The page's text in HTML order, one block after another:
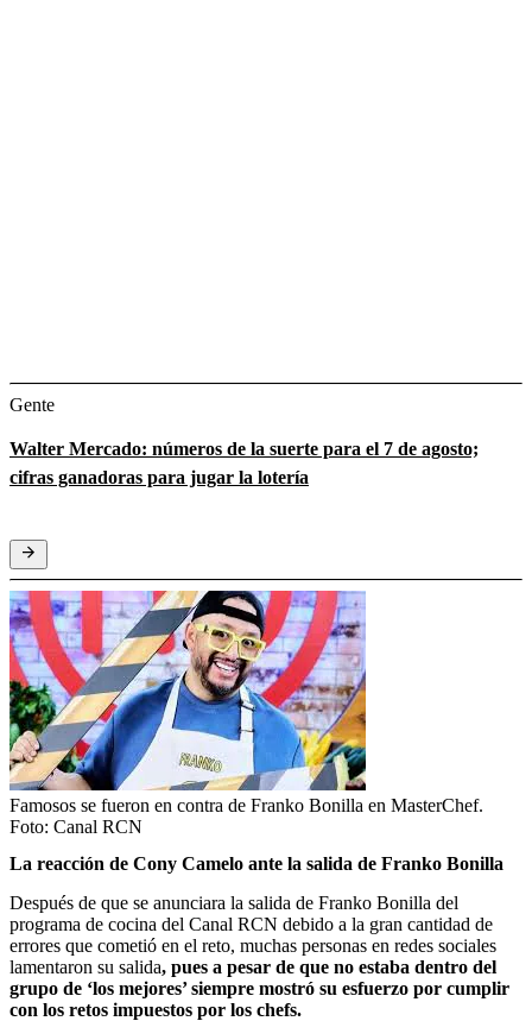
Gente
Walter Mercado: números de la suerte para el 7 de agosto;
cifras ganadoras para jugar la lotería
Famosos se fueron en contra de Franko Bonilla en MasterChef.
Foto: Canal RCN
La reacción de Cony Camelo ante la salida de Franko Bonilla
Después de que se anunciara la salida de Franko Bonilla del
programa de cocina del Canal RCN debido a la gran cantidad de
errores que cometió en el reto, muchas personas en redes sociales
lamentaron su salida, pues a pesar de que no estaba dentro del
grupo de ‘los mejores’ siempre mostró su esfuerzo por cumplir
con los retos impuestos por los chefs.